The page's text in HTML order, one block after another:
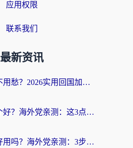
应用权限
联系我们
最新资讯
香港翻墙大陆不用愁？2026实用回国加速器指南：从选到用一步到位
穿梭和番茄哪个好？海外党亲测：这3点帮你选对回国加速器
穿梭和九州连好用吗？海外党亲测：3步选对回国加速器，无缝刷国内剧玩国服